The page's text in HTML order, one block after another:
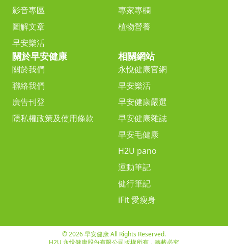
影音專區
專家專欄
圖解文章
植物營養
早安樂活
關於早安健康
關於我們
聯絡我們
廣告刊登
隱私權政策及使用條款
相關網站
永悅健康官網
早安樂活
早安健康嚴選
早安健康雜誌
早安毛健康
H2U pano
運動筆記
健行筆記
iFit 愛瘦身
© 2026 早安健康 All Rights Reserved.
H2U 永悅健康股份有限公司版權所有，轉載必究